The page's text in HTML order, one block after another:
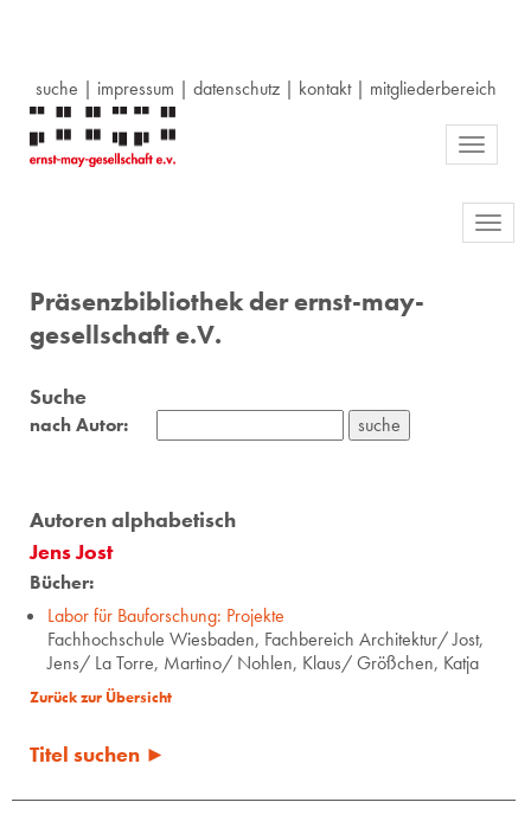
suche | impressum | datenschutz| kontakt| mitgliederbereich
Toggle
Präsenzbibliothek der ernst-may-
gesellschaft e.V.
Suche
nach Autor:
Autoren alphabetisch
Jens Jost
Bücher:
Labor für Bauforschung: Projekte
Fachhochschule Wiesbaden, Fachbereich Architektur/ Jost,
Jens/ La Torre, Martino/ Nohlen, Klaus/ Größchen, Katja
Zurück zur Übersicht
Titel suchen ►